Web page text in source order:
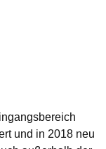
und in 2018 neu